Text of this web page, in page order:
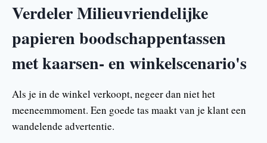
Verdeler Milieuvriendelijke
papieren boodschappentassen
met kaarsen- en winkelscenario's
Als je in de winkel verkoopt, negeer dan niet het
meeneemmoment. Een goede tas maakt van je klant een
wandelende advertentie.